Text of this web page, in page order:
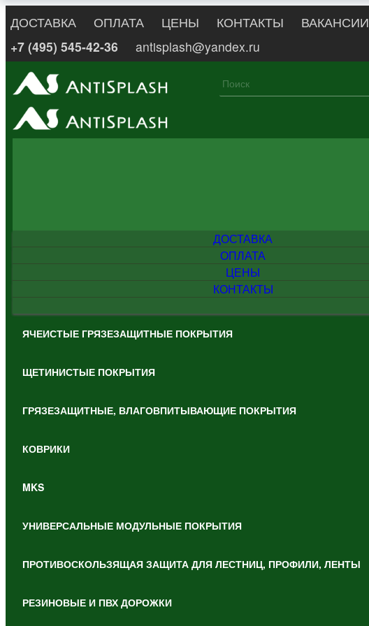
ДОСТАВКА ОПЛАТА ЦЕНЫ КОНТАКТЫ
ВАКАНСИИ
+7 (495) 545-42-36
antisplash@yandex.ru
ДОСТАВКА
ОПЛАТА
ЦЕНЫ
КОНТАКТЫ
ЯЧЕИСТЫЕ ГРЯЗЕЗАЩИТНЫЕ ПОКРЫТИЯ
ЩЕТИНИСТЫЕ ПОКРЫТИЯ
ГРЯЗЕЗАЩИТНЫЕ, ВЛАГОВПИТЫВАЮЩИЕ ПОКРЫТИЯ
КОВРИКИ
MKS
УНИВЕРСАЛЬНЫЕ МОДУЛЬНЫЕ ПОКРЫТИЯ
ПРОТИВОСКОЛЬЗЯЩАЯ ЗАЩИТА ДЛЯ ЛЕСТНИЦ, ПРОФИЛИ, ЛЕНТЫ
РЕЗИНОВЫЕ И ПВХ ДОРОЖКИ